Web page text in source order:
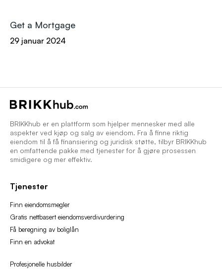
Get a Mortgage
29 januar 2024
BRIKKhub er en plattform som hjelper mennesker med alle
aspekter ved kjøp og salg av eiendom. Fra å finne riktig
eiendom til å få finansiering og juridisk støtte, tilbyr BRIKKhub
en omfattende pakke med tjenester for å gjøre prosessen
smidigere og mer effektiv.
Tjenester
Finn eiendomsmegler
Gratis nettbasert eiendomsverdivurdering
Få beregning av boliglån
Finn en advokat
Profesjonelle husbilder